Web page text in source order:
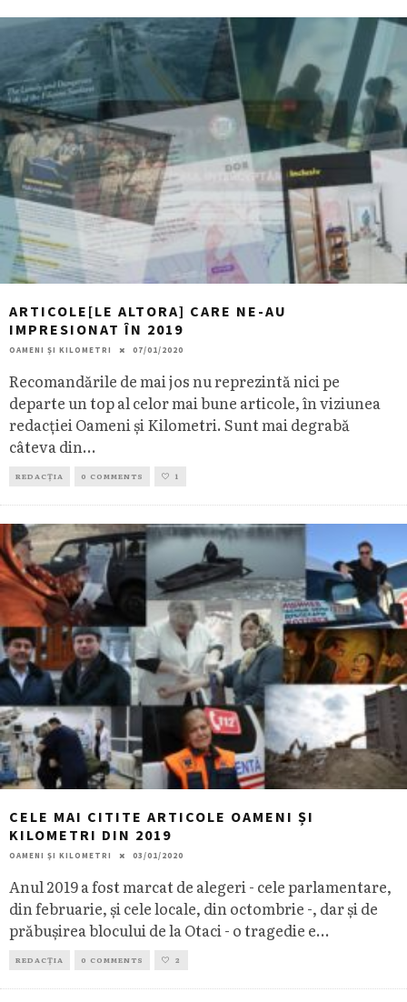
ARTICOLE[LE ALTORA] CARE NE-AU
IMPRESIONAT ÎN 2019
OAMENI ȘI KILOMETRI 07/01/2020
Recomandările de mai jos nu reprezintă nici pe
departe un top al celor mai bune articole, în viziunea
redacției Oameni și Kilometri. Sunt mai degrabă
câteva din...
REDACȚIA 0 COMMENTS 1
CELE MAI CITITE ARTICOLE OAMENI ȘI
KILOMETRI DIN 2019
OAMENI ȘI KILOMETRI 03/01/2020
Anul 2019 a fost marcat de alegeri - cele parlamentare,
din februarie, și cele locale, din octombrie -, dar și de
prăbușirea blocului de la Otaci - o tragedie e...
REDACȚIA 0 COMMENTS 2